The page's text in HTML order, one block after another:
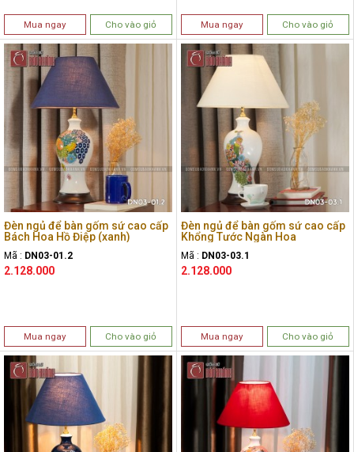
Mua ngay Cho vào giỏ Mua ngay Cho vào giỏ
Đèn ngủ để bàn gốm sứ cao cấp
Bách Hoa Hồ Điệp (xanh)
Mã : DN03-01.2
2.128.000
Mua ngay Cho vào giỏ
Đèn ngủ để bàn gốm sứ cao cấp
Khổng Tước Ngàn Hoa
Mã : DN03-03.1
2.128.000
Mua ngay Cho vào giỏ